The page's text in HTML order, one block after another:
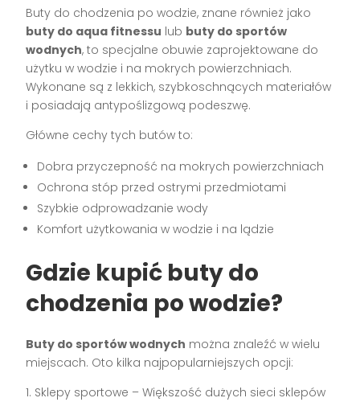
Buty do chodzenia po wodzie, znane również jako
buty do aqua fitnessu lub buty do sportów
wodnych, to specjalne obuwie zaprojektowane do
użytku w wodzie i na mokrych powierzchniach.
Wykonane są z lekkich, szybkoschnących materiałów
i posiadają antypoślizgową podeszwę.
Główne cechy tych butów to:
Dobra przyczepność na mokrych powierzchniach
Ochrona stóp przed ostrymi przedmiotami
Szybkie odprowadzanie wody
Komfort użytkowania w wodzie i na lądzie
Gdzie kupić buty do
chodzenia po wodzie?
Buty do sportów wodnych można znaleźć w wielu
miejscach. Oto kilka najpopularniejszych opcji:
1. Sklepy sportowe – Większość dużych sieci sklepów